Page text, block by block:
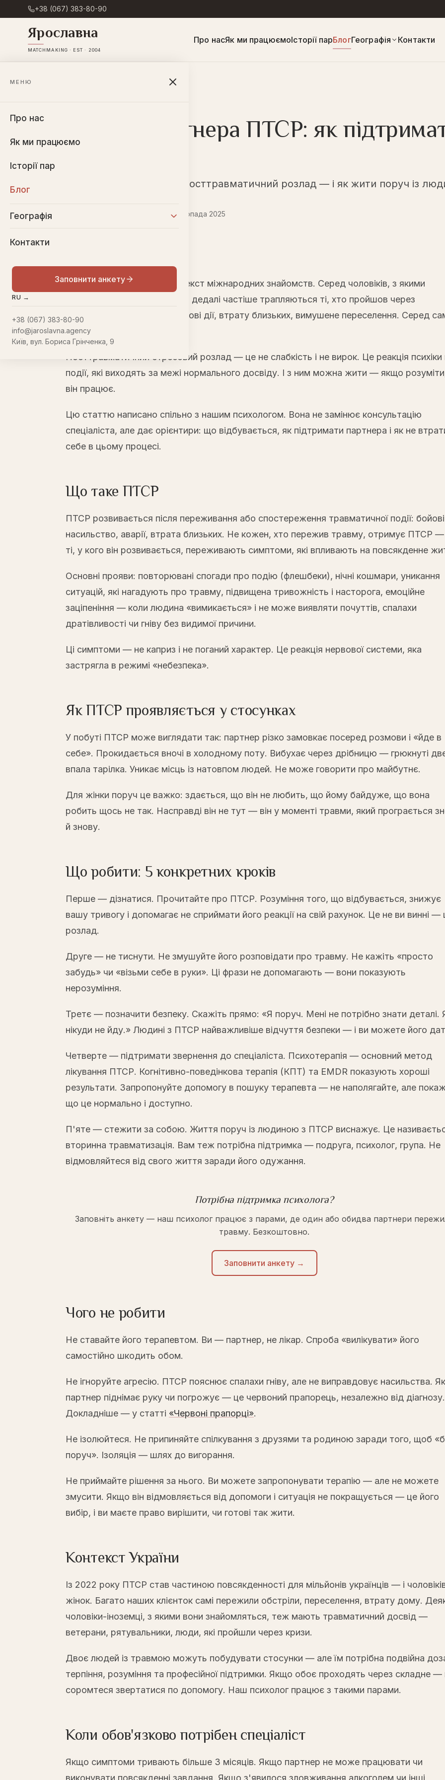
+38 (067) 383-80-90
Ярославна
MATCHMAKING · EST · 2004
Про насЯк ми працюємоІсторії парБлогГеографія Контакти
МЕНЮ
Про нас
Як ми працюємо
Історії пар
Блог
Географія
Контакти
Заповнити анкету
RU →
+38 (067) 383-80-90
info@jaroslavna.agency
Київ, вул. Бориса Грінченка, 9
Головна
Якщо у партнера ПТСР: як
Що потрібно знати про посттравматичний розлад — і як жити поруч із
15 листопада 2025
Війна в Україні змінила контекст міжнародних знайомств. Серед чоловіків, з якими
знайомляться наші клієнтки, дедалі частіше трапляються ті, хто пройшов через
травматичний досвід — бойові дії, втрату близьких, вимушене переселення. Серед
жінок таких теж чимало.
Посттравматичний стресовий розлад — це не слабкість і не вирок. Це реакція психіки
події, які виходять за межі нормального досвіду. І з ним можна жити — якщо
він працює.
Цю статтю написано спільно з нашим психологом. Вона не замінює консультацію
спеціаліста, але дає орієнтири: що відбувається, як підтримати партнера і як не
себе в цьому процесі.
Що таке ПТСР
ПТСР розвивається після переживання або спостереження травматичної події: бойові
насильство, аварії, втрата близьких. Не кожен, хто пережив травму, отримує ПТСР
ті, у кого він розвивається, переживають симптоми, які впливають на повсякденне
Основні прояви: повторювані спогади про подію (флешбеки), нічні кошмари, уникання
ситуацій, які нагадують про травму, підвищена тривожність і насторога, емоційне
заціпеніння — коли людина «вимикається» і не може виявляти почуттів, спалахи
дратівливості чи гніву без видимої причини.
Ці симптоми — не каприз і не поганий характер. Це реакція нервової системи, яка
застрягла в режимі «небезпека».
Як ПТСР проявляється у стосунках
У побуті ПТСР може виглядати так: партнер різко замовкає посеред розмови і «йде в
себе». Прокидається вночі в холодному поту. Вибухає через дрібницю — грюкнуті
впала тарілка. Уникає місць із натовпом людей. Не може говорити про майбутнє.
Для жінки поруч це важко: здається, що він не любить, що йому байдуже, що вона
робить щось не так. Насправді він не тут — він у моменті травми, який програється
й знову.
Що робити: 5 конкретних кроків
Перше — дізнатися. Прочитайте про ПТСР. Розуміння того, що відбувається, знижує
вашу тривогу і допомагає не сприймати його реакції на свій рахунок. Це не ви винні —
розлад.
Друге — не тиснути. Не змушуйте його розповідати про травму. Не кажіть «просто
забудь» чи «візьми себе в руки». Ці фрази не допомагають — вони показують
нерозуміння.
Третє — позначити безпеку. Скажіть прямо: «Я поруч. Мені не потрібно знати деталі.
нікуди не йду.» Людині з ПТСР найважливіше відчуття безпеки — і ви можете його
Четверте — підтримати звернення до спеціаліста. Психотерапія — основний метод
лікування ПТСР. Когнітивно-поведінкова терапія (КПТ) та EMDR показують хороші
результати. Запропонуйте допомогу в пошуку терапевта — не наполягайте, але
що це нормально і доступно.
П'яте — стежити за собою. Життя поруч із людиною з ПТСР виснажує. Це
вторинна травматизація. Вам теж потрібна підтримка — подруга, психолог, група. Не
відмовляйтеся від свого життя заради його одужання.
Потрібна підтримка психолога?
Заповніть анкету — наш психолог працює з парами, де один або обидва партнери
травму. Безкоштовно.
Заповнити анкету →
Чого не робити
Не ставайте його терапевтом. Ви — партнер, не лікар. Спроба «вилікувати» його
самостійно шкодить обом.
Не ігноруйте агресію. ПТСР пояснює спалахи гніву, але не виправдовує насильства.
партнер піднімає руку чи погрожує — це червоний прапорець, незалежно від діагнозу.
Докладніше — у статті «Червоні прапорці».
Не ізолюйтеся. Не припиняйте спілкування з друзями та родиною заради того, щоб
поруч». Ізоляція — шлях до вигорання.
Не приймайте рішення за нього. Ви можете запропонувати терапію — але не можете
змусити. Якщо він відмовляється від допомоги і ситуація не покращується — це його
вибір, і ви маєте право вирішити, чи готові так жити.
Контекст України
Із 2022 року ПТСР став частиною повсякденності для мільйонів українців — і
жінок. Багато наших клієнток самі пережили обстріли, переселення, втрату дому.
чоловіки-іноземці, з якими вони знайомляться, теж мають травматичний досвід —
ветерани, рятувальники, люди, які пройшли через кризи.
Двоє людей із травмою можуть побудувати стосунки — але їм потрібна подвійна
терпіння, розуміння та професійної підтримки. Якщо обоє проходять через складне —
соромтеся звертатися по допомогу. Наш психолог працює з такими парами.
Коли обов'язково потрібен спеціаліст
Якщо симптоми тривають більше 3 місяців. Якщо партнер не може працювати чи
виконувати повсякденні завдання. Якщо з'явилося зловживання алкоголем чи інші